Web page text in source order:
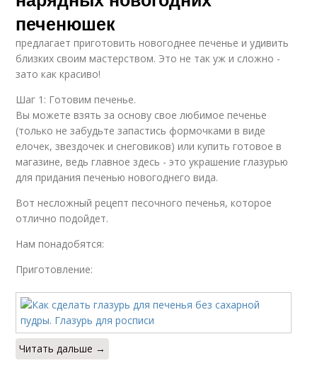
печенюшек
предлагает приготовить новогоднее печенье и удивить
близких своим мастерством. Это не так уж и сложно -
зато как красиво!
Шаг 1: Готовим печенье.
Вы можете взять за основу свое любимое печенье
(только не забудьте запастись формочками в виде
елочек, звездочек и снеговиков) или купить готовое в
магазине, ведь главное здесь - это украшение глазурью
для придания печенью новогоднего вида.
Вот несложный рецепт песочного печенья, которое
отлично подойдет.
Нам понадобятся:
Приготовление:
Читать дальше →